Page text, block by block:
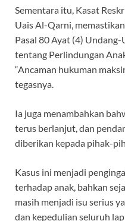
Sementara itu, Kasat
Uais Al-Qarni,
Pasal 80 Ayat (4)
tentang Perlindungan
“Ancaman hukuman
tegasnya.
Ia juga menambahkan
terus berlanjut, dan
diberikan kepada pihak-
Kasus ini menjadi
terhadap anak, bahkan
masih menjadi isu serius
dan kepedulian seluruh